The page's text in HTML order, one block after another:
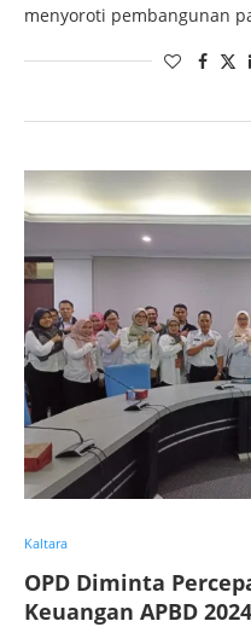
menyoroti pembangunan
Kaltara
OPD Diminta
Keuangan APBD 2024